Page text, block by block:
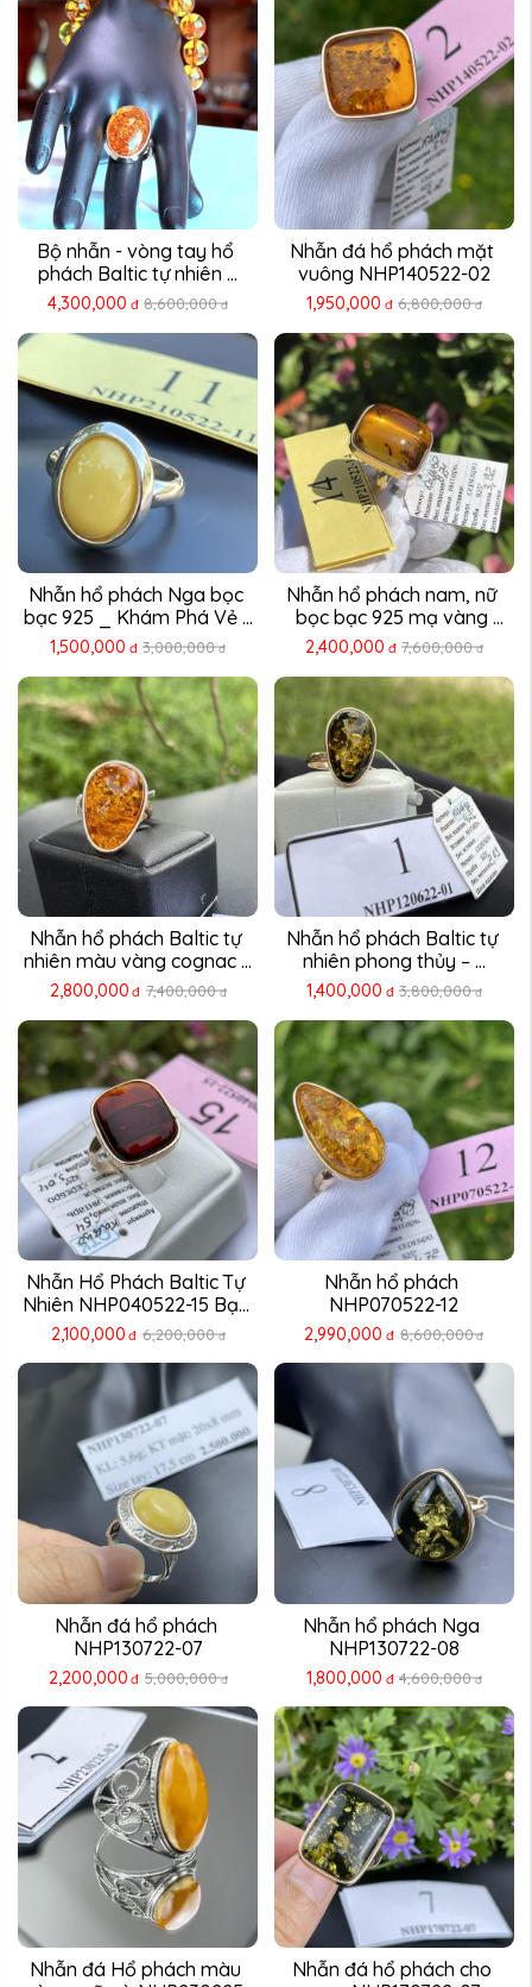
Bộ nhẫn - vòng tay hổ
phách Baltic tự nhiên ...
4,300,000 đ 8,600,000 đ
Nhẫn đá hổ phách mặt
vuông NHP140522-02
1,950,000 đ 6,800,000 đ
Nhẫn hổ phách Nga bọc
bạc 925 _ Khám Phá Vẻ ...
1,500,000 đ 3,000,000 đ
Nhẫn hổ phách nam, nữ
bọc bạc 925 mạ vàng
Khám ...
2,400,000 đ 7,600,000 đ
Nhẫn hổ phách Baltic tự
nhiên màu vàng cognac ...
2,800,000 đ 7,400,000 đ
Nhẫn hổ phách Baltic tự
nhiên phong thủy – ...
1,400,000 đ 3,800,000 đ
Nhẫn Hổ Phách Baltic Tự
Nhiên NHP040522-15 Bạc
...
2,100,000 đ 6,200,000 đ
Nhẫn hổ phách
NHP070522-12
2,990,000 đ 8,600,000 đ
Nhẫn đá hổ phách
NHP130722-07
2,200,000 đ 5,000,000 đ
Nhẫn hổ phách Nga
NHP130722-08
1,800,000 đ 4,600,000 đ
Nhẫn đá Hổ phách màu
Nhẫn đá hổ phách cho